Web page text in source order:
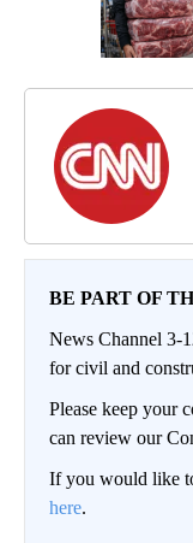
BE PART OF
News Channel 3-
for civil and
Please keep your
can review our
If you would like
here.